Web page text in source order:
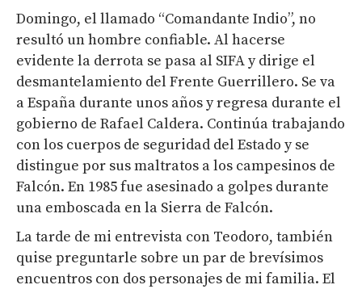
Domingo, el llamado “Comandante Indio”, no
resultó un hombre confiable. Al hacerse
evidente la derrota se pasa al SIFA y dirige el
desmantelamiento del Frente Guerrillero. Se va
a España durante unos años y regresa durante el
gobierno de Rafael Caldera. Continúa trabajando
con los cuerpos de seguridad del Estado y se
distingue por sus maltratos a los campesinos de
Falcón. En 1985 fue asesinado a golpes durante
una emboscada en la Sierra de Falcón.
La tarde de mi entrevista con Teodoro, también
quise preguntarle sobre un par de brevísimos
encuentros con dos personajes de mi familia. El